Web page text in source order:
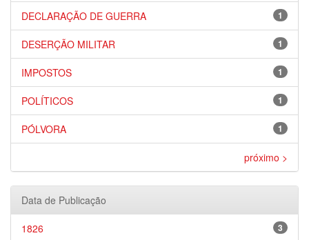
1
DECLARAÇÃO DE GUERRA
1
DESERÇÃO MILITAR
1
IMPOSTOS
1
POLÍTICOS
1
PÓLVORA
próximo >
Data de Publicação
3
1826